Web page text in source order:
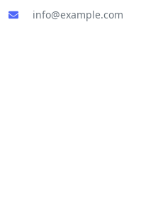
info@example.com